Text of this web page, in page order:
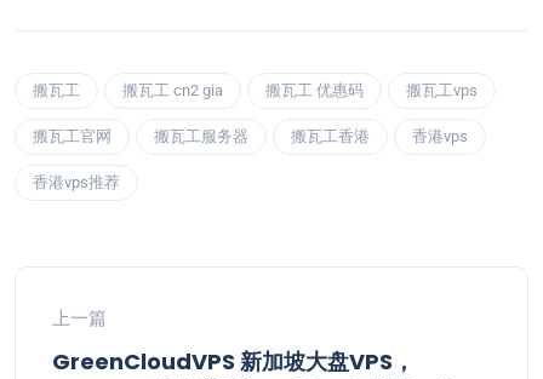
搬瓦工 搬瓦工 cn2 gia 搬瓦工 优惠码 搬瓦工vps
搬瓦工官网 搬瓦工服务器 搬瓦工香港 香港vps
香港vps推荐
上一篇
GreenCloudVPS 新加坡大盘VPS，